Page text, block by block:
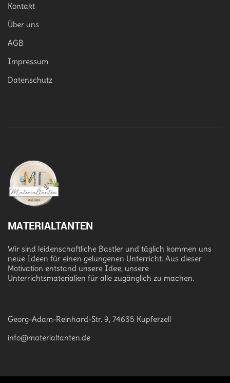
Kontakt
Über uns
AGB
Impressum
Datenschutz
MATERIALTANTEN
Wir sind leidenschaftliche Bastler und täglich kommen uns
neue Ideen für einen gelungenen Unterricht. Aus dieser
Motivation entstand unsere Idee, unsere
Unterrichtsmaterialien für alle zugänglich zu machen.
Georg-Adam-Reinhard-Str. 9, 74635 Kupferzell
info@materialtanten.de